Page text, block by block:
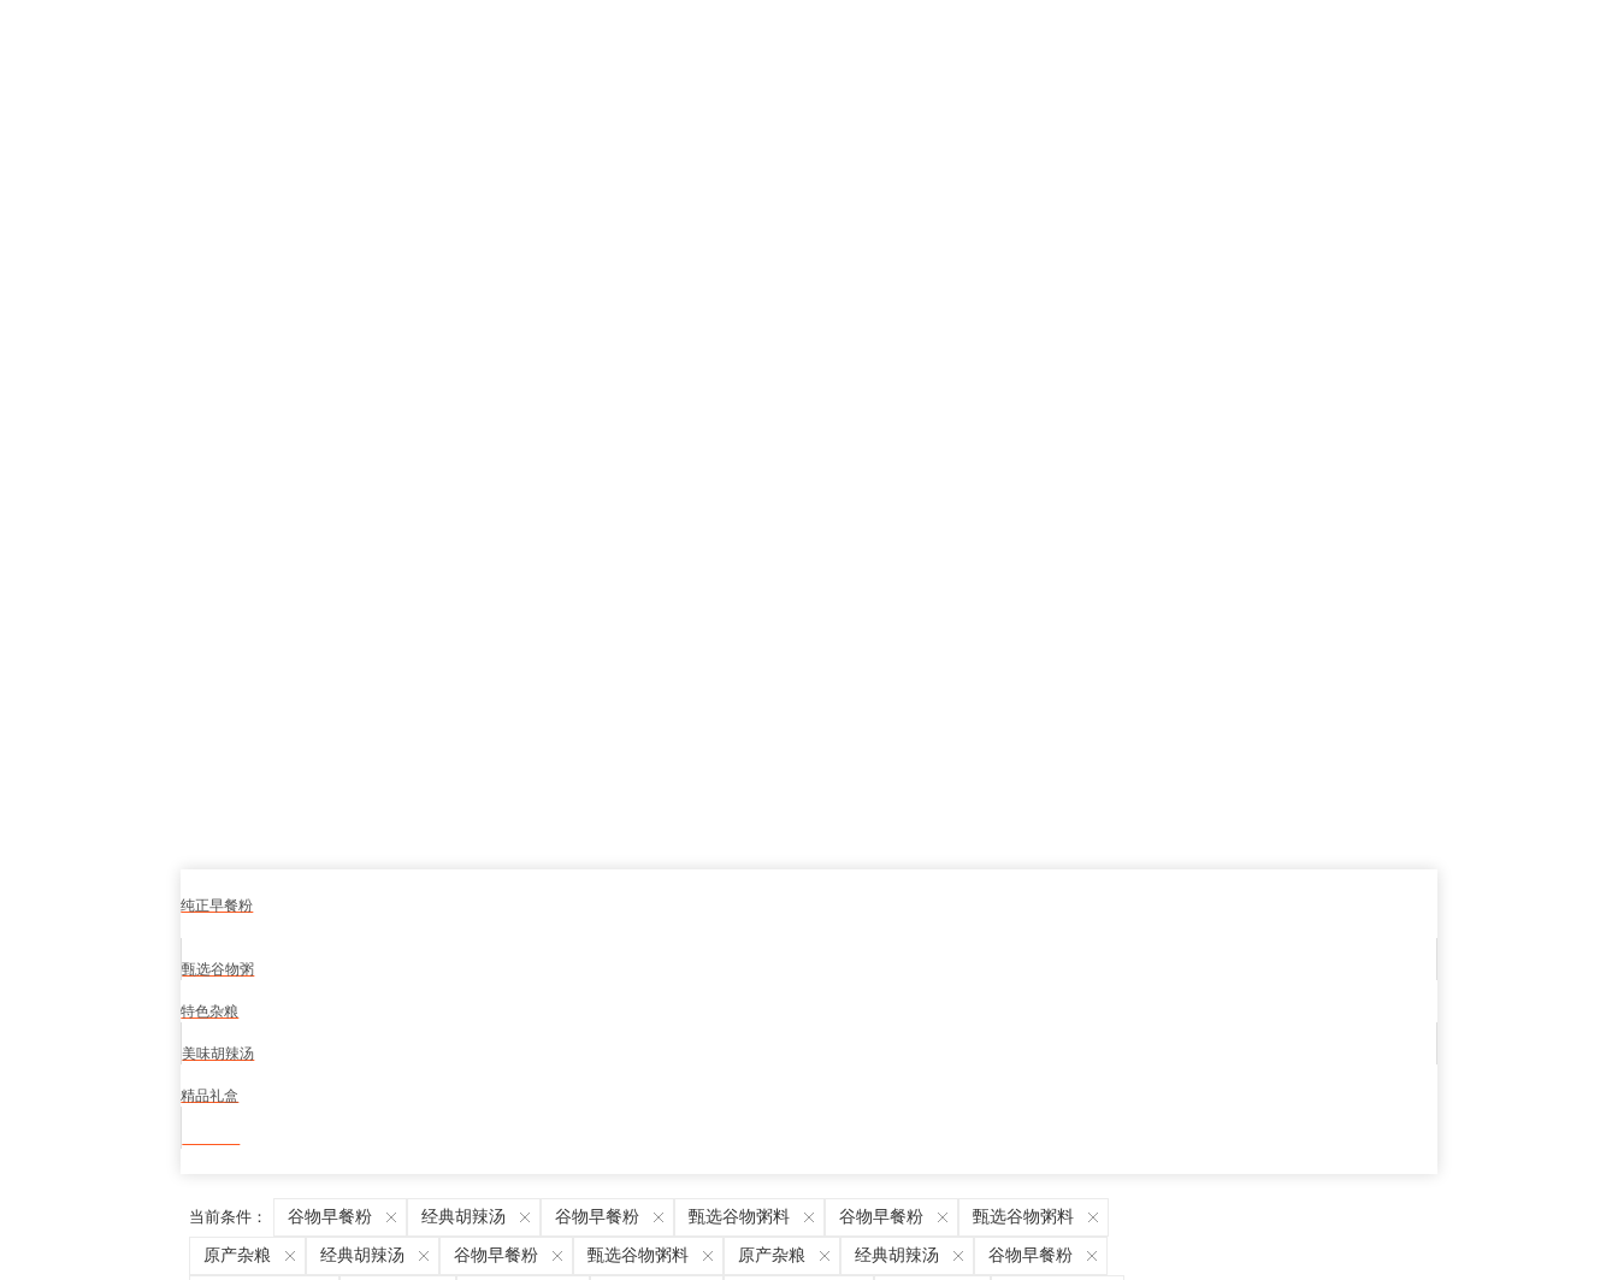
纯正早餐粉
甄选谷物粥
特色杂粮
美味胡辣汤
精品礼盒
当前条件： 谷物早餐粉 经典胡辣汤 谷物早餐粉 甄选谷物粥料 谷物早餐粉 甄选谷物粥料
原产杂粮 经典胡辣汤 谷物早餐粉 甄选谷物粥料 原产杂粮 经典胡辣汤 谷物早餐粉